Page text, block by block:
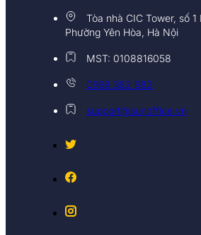
Tòa nhà CIC Tower, số
Phường Yên Hòa, Hà Nội
MST: 0108816058
0968 382 682
support@sunoffice.vn